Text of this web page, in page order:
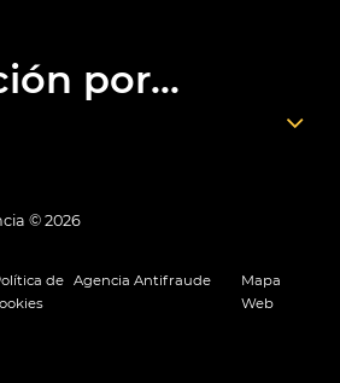
por...
© 2026
de Agencia Antifraude
Mapa
Web